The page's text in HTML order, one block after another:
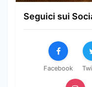
Seguici sui
Facebook